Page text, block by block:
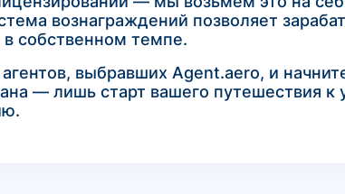
вознаграждений позволяет
собственном темпе.
выбравших Agent.aero, и
— лишь старт вашего путешествия к